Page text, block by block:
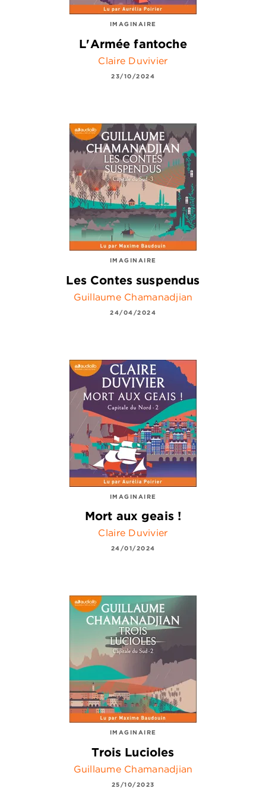
IMAGINAIRE
L'Armée fantoche
Claire Duvivier
23/10/2024
IMAGINAIRE
Les Contes suspendus
Guillaume Chamanadjian
24/04/2024
IMAGINAIRE
Mort aux geais !
Claire Duvivier
24/01/2024
IMAGINAIRE
Trois Lucioles
Guillaume Chamanadjian
25/10/2023